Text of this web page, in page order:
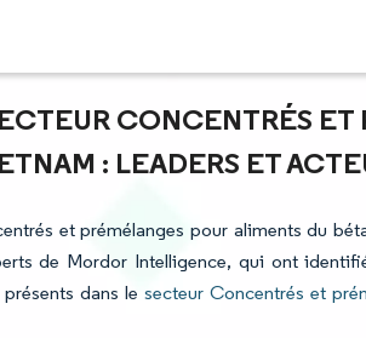
CONCENTRÉS ET
: LEADERS ET
et prémélanges pour aliments du
de Mordor Intelligence, qui ont
dans le secteur Concentrés et